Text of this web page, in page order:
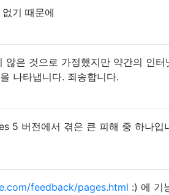
기 때문에
은 것으로 가정했지만 약간의 인터
나타냅니다. 죄송합니다.
5 버전에서 겪은 큰 피해 중 하나입
feedback/pages.html :) 에 기